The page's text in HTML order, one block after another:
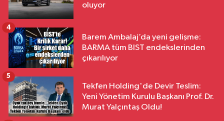
oluyor
Barem Ambalaj’da yeni gelişme:
BARMA tüm BIST endekslerinden
çıkarılıyor
4
Tekfen Holding'de Devir Teslim:
Yeni Yönetim Kurulu Başkanı Prof. Dr.
Murat Yalçıntaş Oldu!
5